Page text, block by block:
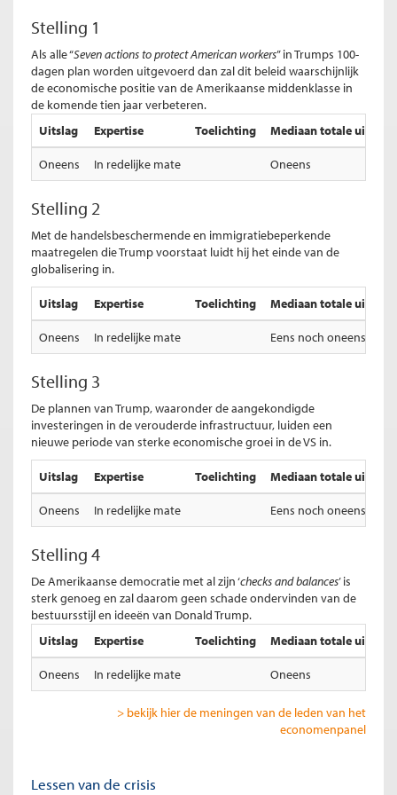
Stelling 1
Als alle “Seven actions to protect American workers” in Trumps 100-
dagen plan worden uitgevoerd dan zal dit beleid waarschijnlijk
de economische positie van de Amerikaanse middenklasse in
de komende tien jaar verbeteren.
Uitslag
Expertise Toelichting Mediaan totale uitslag
Oneens In redelijke mate Oneens
Stelling 2
Met de handelsbeschermende en immigratiebeperkende
maatregelen die Trump voorstaat luidt hij het einde van de
globalisering in.
Uitslag Expertise Toelichting Mediaan totale uitslag
Oneens In redelijke mate Eens noch oneens
Stelling 3
De plannen van Trump, waaronder de aangekondigde
investeringen in de verouderde infrastructuur, luiden een
nieuwe periode van sterke economische groei in de VS in.
Uitslag Expertise Toelichting Mediaan totale uitslag
Oneens In redelijke mate Eens noch oneens
Stelling 4
De Amerikaanse democratie met al zijn ‘checks and balances’ is
sterk genoeg en zal daarom geen schade ondervinden van de
bestuursstijl en ideeën van Donald Trump.
Uitslag
Expertise Toelichting Mediaan totale uitslag
Oneens In redelijke mate Oneens
> bekijk hier de meningen van de leden van het
economenpanel
Lessen van de crisis